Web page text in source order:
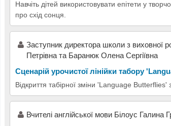
Навчіть дітей використовувати епітети у
про схід сонця.
Заступник директора школи з виховної
Петрівна та Баранюк Олена Сергіївна
Сценарій урочистої лінійки табору
Відкриття табірної зміни 'Language
Вчителі англійської мови Білоус Галина